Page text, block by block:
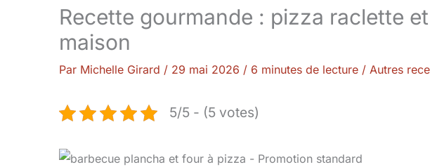
Recette gourmande : pizza raclette
maison
Par Michelle Girard / 29 mai 2026 / 6 minutes de lecture / Autres
5/5 - (5 votes)